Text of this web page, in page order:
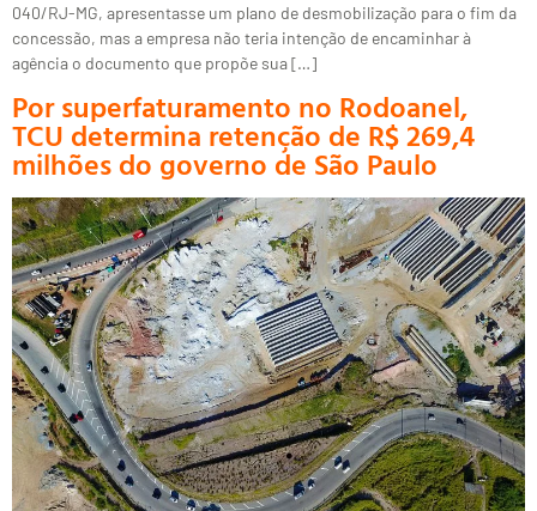
040/RJ-MG, apresentasse um plano de desmobilização para o fim da
concessão, mas a empresa não teria intenção de encaminhar à
agência o documento que propõe sua […]
Por superfaturamento no Rodoanel,
TCU determina retenção de R$ 269,4
milhões do governo de São Paulo